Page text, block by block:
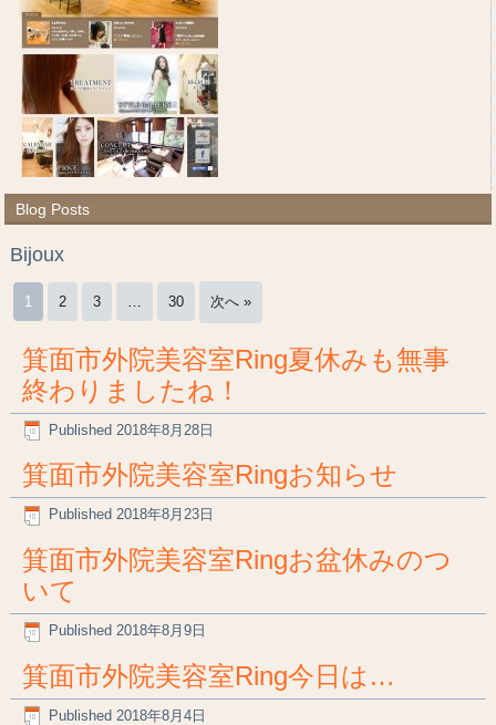
Blog Posts
Bijoux
1 2 3 30 次へ »
箕面市外院美容室Ring夏休みも無事
終わりましたね！
Published 2018年8月28日
箕面市外院美容室Ringお知らせ
Published 2018年8月23日
箕面市外院美容室Ringお盆休みのつ
いて
Published 2018年8月9日
箕面市外院美容室Ring今日は…
Published 2018年8月4日